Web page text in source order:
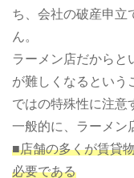
ち、会社の破産申立
ん。
ラーメン店だからと
が難しくなるという
ではの特殊性に注意
一般的に、ラーメン
■店舗の多くが賃貸
必要である